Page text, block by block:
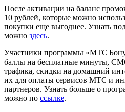
После активации на баланс
10 рублей, которые можно
покупки еще выгоднее. Узнать
можно здесь.
Участники программы «МТС
баллы на бесплатные минуты,
трафика, скидки на домашний
их для оплаты сервисов МТС и
партнеров. Узнать больше о
можно по ссылке.